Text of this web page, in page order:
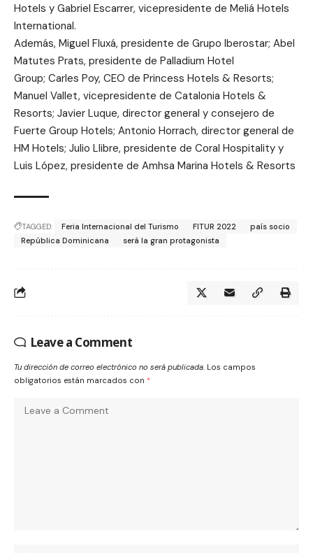
Hotels y Gabriel Escarrer, vicepresidente de Meliá Hotels
International.
Además, Miguel Fluxá, presidente de Grupo Iberostar; Abel
Matutes Prats, presidente de Palladium Hotel
Group; Carles Poy, CEO de Princess Hotels & Resorts;
Manuel Vallet, vicepresidente de Catalonia Hotels &
Resorts; Javier Luque, director general y consejero de
Fuerte Group Hotels; Antonio Horrach, director general de
HM Hotels; Julio Llibre, presidente de Coral Hospitality y
Luis López, presidente de Amhsa Marina Hotels & Resorts
TAGGED: Feria Internacional del Turismo FITUR 2022
país socio
República Dominicana
será la gran protagonista
Leave a Comment
Tu dirección de correo electrónico no será publicada. Los campos
obligatorios están marcados con *